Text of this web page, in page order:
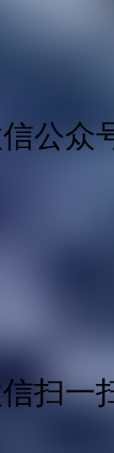
公众
扫一